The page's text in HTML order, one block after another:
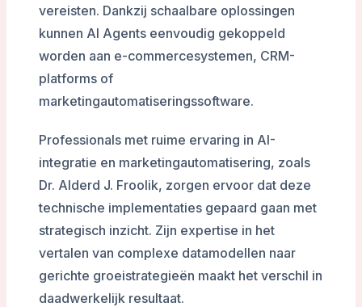
vereisten. Dankzij schaalbare oplossingen
kunnen AI Agents eenvoudig gekoppeld
worden aan e-commercesystemen, CRM-
platforms of
marketingautomatiseringssoftware.
Professionals met ruime ervaring in AI-
integratie en marketingautomatisering, zoals
Dr. Alderd J. Froolik, zorgen ervoor dat deze
technische implementaties gepaard gaan met
strategisch inzicht. Zijn expertise in het
vertalen van complexe datamodellen naar
gerichte groeistrategieën maakt het verschil in
daadwerkelijk resultaat.